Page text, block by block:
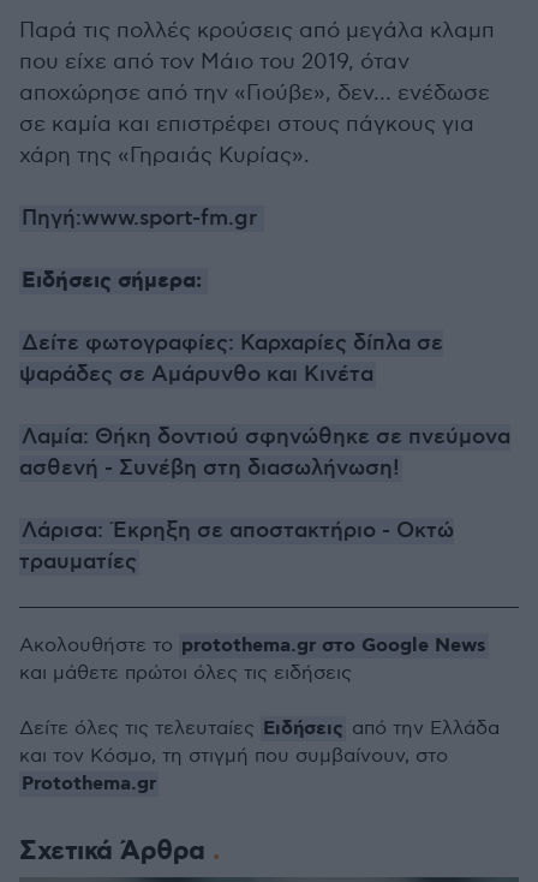
Παρά τις πολλές κρούσεις από μεγάλα κλαμπ
που είχε από τον Μάιο του 2019, όταν
αποχώρησε από την «Γιούβε», δεν… ενέδωσε
σε καμία και επιστρέφει στους πάγκους για
χάρη της «Γηραιάς Κυρίας».
Πηγή:www.sport-fm.gr
Ειδήσεις σήμερα:
Δείτε φωτογραφίες: Καρχαρίες δίπλα σε
ψαράδες σε Αμάρυνθο και Κινέτα
Λαμία: Θήκη δοντιού σφηνώθηκε σε πνεύμονα
ασθενή - Συνέβη στη διασωλήνωση!
Λάρισα: Έκρηξη σε αποστακτήριο - Οκτώ
τραυματίες
Σχετικά Άρθρα
Ακολουθήστε το protothema.gr στο Google News
και μάθετε πρώτοι όλες τις ειδήσεις
Δείτε όλες τις τελευταίες Ειδήσεις από την Ελλάδα
και τον Κόσμο, τη στιγμή που συμβαίνουν, στο
Protothema.gr